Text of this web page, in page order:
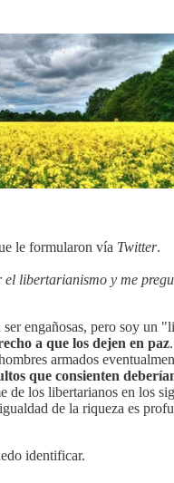
le formularon vía Twitter.
libertarianismo y me
engañosas, pero soy un
a que los dejen en paz
armados
que consienten
de los libertarianos en los
de la riqueza es
identificar.